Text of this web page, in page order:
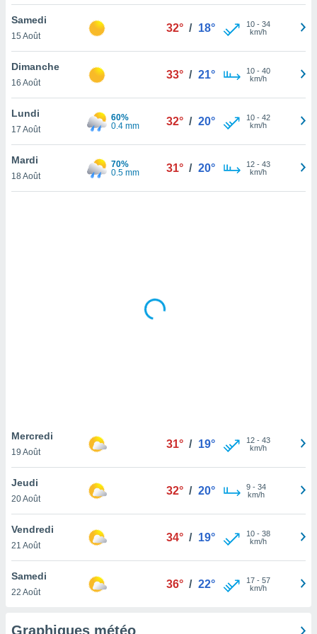
votre
à
en
le
notre
que
et que
Samedi
15 Août
32° / 18° 10- 34
km/h
Dimanche
16 Août
33° / 21° 10- 40
km/h
Lundi
17 Août
60%
0.4 mm
32° / 20° 10- 42
km/h
Mardi
18 Août
70%
0.5 mm
31° / 20° 12- 43
km/h
Mercredi
19 Août
31° / 19° 12- 43
km/h
Jeudi
20 Août
32° / 20° 9- 34
km/h
Vendredi
21 Août
34° / 19° 10- 38
km/h
Samedi
22 Août
36° / 22° 17- 57
km/h
Graphiques météo